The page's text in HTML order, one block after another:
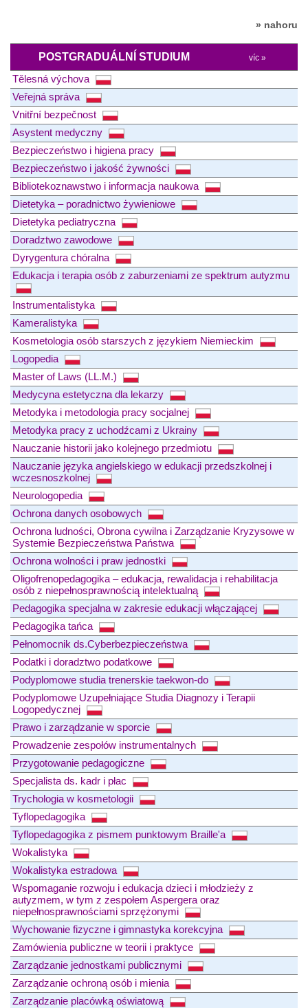
» nahoru
POSTGRADUÁLNÍ STUDIUM víc »
Tělesná výchova
Veřejná správa
Vnitřní bezpečnost
Asystent medyczny
Bezpieczeństwo i higiena pracy
Bezpieczeństwo i jakość żywności
Bibliotekoznawstwo i informacja naukowa
Dietetyka – poradnictwo żywieniowe
Dietetyka pediatryczna
Doradztwo zawodowe
Dyrygentura chóralna
Edukacja i terapia osób z zaburzeniami ze spektrum autyzmu
Instrumentalistyka
Kameralistyka
Kosmetologia osób starszych z językiem Niemieckim
Logopedia
Master of Laws (LL.M.)
Medycyna estetyczna dla lekarzy
Metodyka i metodologia pracy socjalnej
Metodyka pracy z uchodźcami z Ukrainy
Nauczanie historii jako kolejnego przedmiotu
Nauczanie języka angielskiego w edukacji przedszkolnej i
wczesnoszkolnej
Neurologopedia
Ochrona danych osobowych
Ochrona ludności, Obrona cywilna i Zarządzanie Kryzysowe w
Systemie Bezpieczeństwa Państwa
Ochrona wolności i praw jednostki
Oligofrenopedagogika – edukacja, rewalidacja i rehabilitacja
osób z niepełnosprawnością intelektualną
Pedagogika specjalna w zakresie edukacji włączającej
Pedagogika tańca
Pełnomocnik ds.Cyberbezpieczeństwa
Podatki i doradztwo podatkowe
Podyplomowe studia trenerskie taekwon-do
Podyplomowe Uzupełniające Studia Diagnozy i Terapii
Logopedycznej
Prawo i zarządzanie w sporcie
Prowadzenie zespołów instrumentalnych
Przygotowanie pedagogiczne
Specjalista ds. kadr i płac
Trychologia w kosmetologii
Tyflopedagogika
Tyflopedagogika z pismem punktowym Braille'a
Wokalistyka
Wokalistyka estradowa
Wspomaganie rozwoju i edukacja dzieci i młodzieży z
autyzmem, w tym z zespołem Aspergera oraz
niepełnosprawnościami sprzężonymi
Wychowanie fizyczne i gimnastyka korekcyjna
Zamówienia publiczne w teorii i praktyce
Zarządzanie jednostkami publicznymi
Zarządzanie ochroną osób i mienia
Zarządzanie placówką oświatową